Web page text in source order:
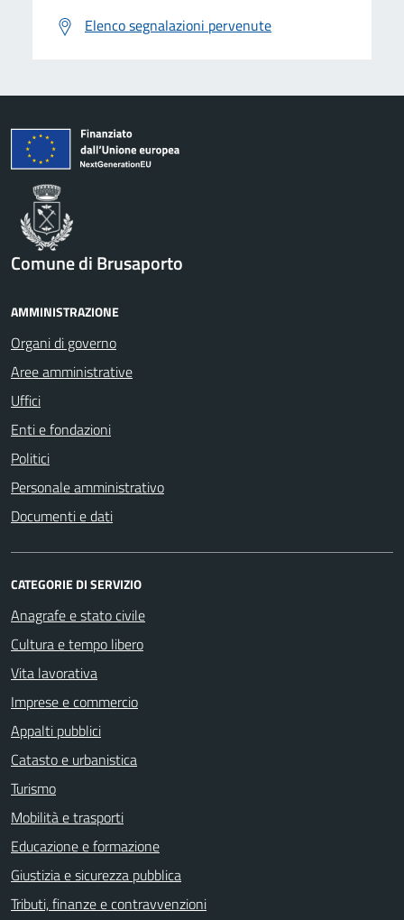
Elenco segnalazioni pervenute
Comune di Brusaporto
AMMINISTRAZIONE
Organi di governo
Aree amministrative
Uffici
Enti e fondazioni
Politici
Personale amministrativo
Documenti e dati
CATEGORIE DI SERVIZIO
Anagrafe e stato civile
Cultura e tempo libero
Vita lavorativa
Imprese e commercio
Appalti pubblici
Catasto e urbanistica
Turismo
Mobilità e trasporti
Educazione e formazione
Giustizia e sicurezza pubblica
Tributi, finanze e contravvenzioni